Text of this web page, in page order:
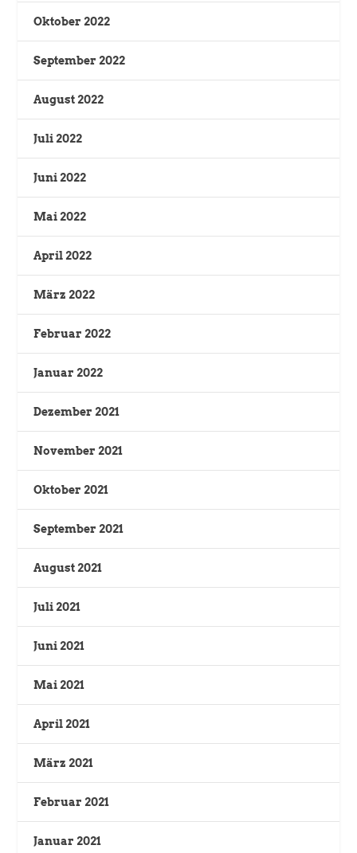
Oktober 2022
September 2022
August 2022
Juli 2022
Juni 2022
Mai 2022
April 2022
März 2022
Februar 2022
Januar 2022
Dezember 2021
November 2021
Oktober 2021
September 2021
August 2021
Juli 2021
Juni 2021
Mai 2021
April 2021
März 2021
Februar 2021
Januar 2021